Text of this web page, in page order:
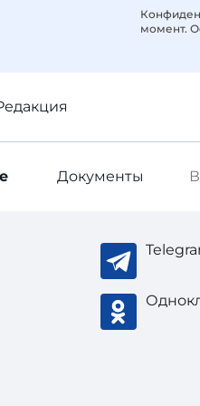
момент.
Документы